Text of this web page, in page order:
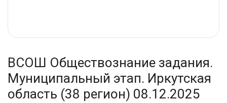
ВСОШ Обществознание задания.
Муниципальный этап. Иркутская
область (38 регион) 08.12.2025